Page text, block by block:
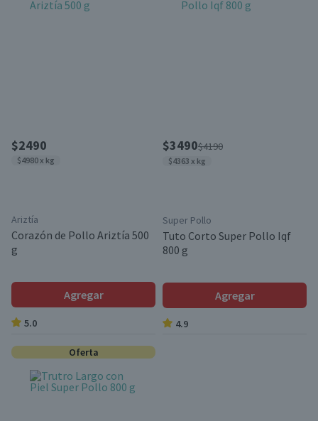
$2490
$4980 x kg
Ariztía
Corazón de Pollo Ariztía 500
g
Agregar
5.0
$3490$4190
$4363 x kg
Super Pollo
Tuto Corto Super Pollo Iqf
800 g
Agregar
4.9
Oferta